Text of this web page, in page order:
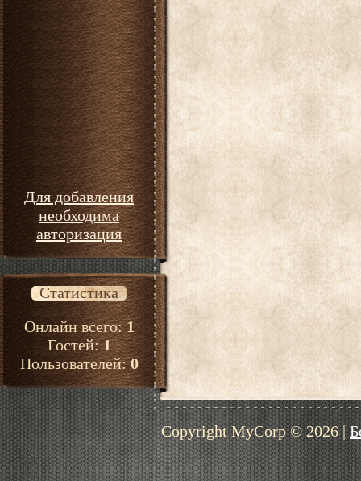
Для добавления
необходима
авторизация
Статистика
Онлайн всего:1
Гостей:1
Пользователей:0
Copyright MyCorp © 2026|